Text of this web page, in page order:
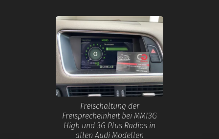
Freischaltung der
Freisprecheinheit bei MMI3G
High und 3G Plus Radios in
allen Audi Modellen